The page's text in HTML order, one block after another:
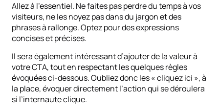
Allez à l’essentiel. Ne faites pas perdre du temps à vos
visiteurs, ne les noyez pas dans du jargon et des
phrases à rallonge. Optez pour des expressions
concises et précises.
Il sera également intéressant d’ajouter de la valeur à
votre CTA, tout en respectant les quelques règles
évoquées ci-dessous. Oubliez donc les « cliquez ici », à
la place, évoquer directement l’action qui se déroulera
si l’internaute clique.